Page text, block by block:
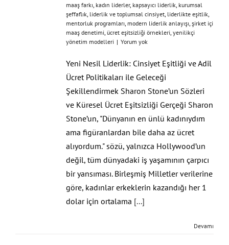
maaş farkı, kadın liderler, kapsayıcı liderlik, kurumsal
şeffaflık, liderlik ve toplumsal cinsiyet, liderlikte eşitlik,
mentorluk programları, modern liderlik anlayışı, şirket içi
maaş denetimi, ücret eşitsizliği örnekleri, yenilikçi
yönetim modelleri | Yorum yok
Yeni Nesil Liderlik: Cinsiyet Eşitliği ve Adil
Ücret Politikaları ile Geleceği
Şekillendirmek Sharon Stone’un Sözleri
ve Küresel Ücret Eşitsizliği Gerçeği Sharon
Stone’un, "Dünyanın en ünlü kadınıydım
ama figüranlardan bile daha az ücret
alıyordum." sözü, yalnızca Hollywood’un
değil, tüm dünyadaki iş yaşamının çarpıcı
bir yansıması. Birleşmiş Milletler verilerine
göre, kadınlar erkeklerin kazandığı her 1
dolar için ortalama [...]
Devamı